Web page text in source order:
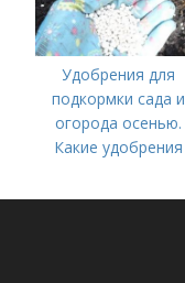
Удобрения для
подкормки сада и
огорода осенью.
Какие удобрения
правильно это